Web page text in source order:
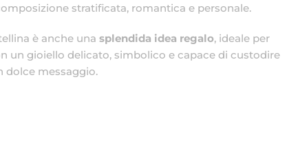
stratificata, romantica e personale.
è anche una splendida idea regalo, ideale per
un gioiello delicato, simbolico e capace di custodire
dolce messaggio.